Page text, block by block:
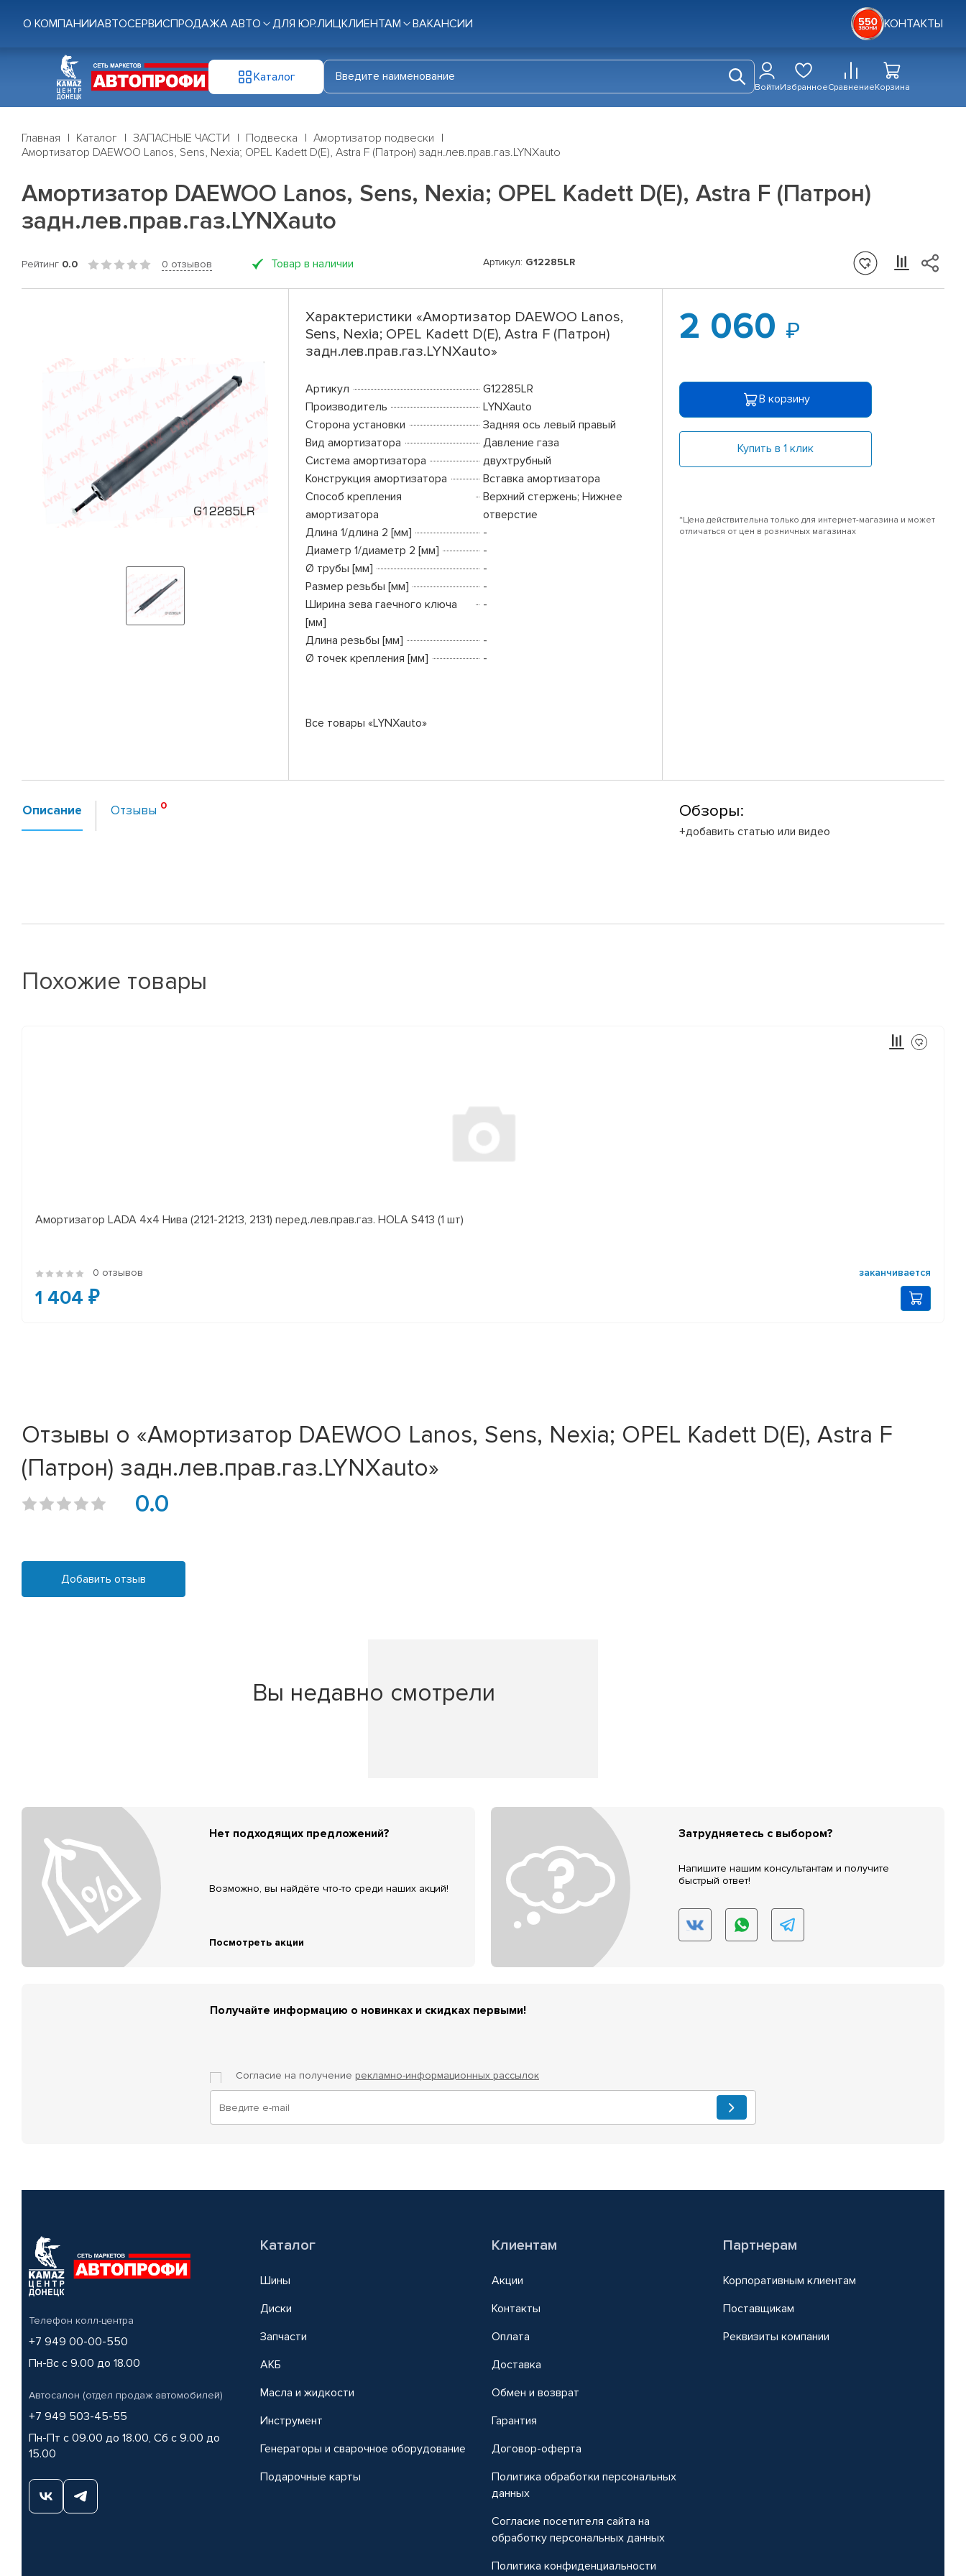
О КОМПАНИИАВТОСЕРВИСПРОДАЖА АВТО ДЛЯ ЮР.ЛИЦКЛИЕНТАМ ВАКАНСИИ КОНТАКТЫ
Каталог
ВойтиИзбранноеСравнениеКорзина
Главная Каталог ЗАПАСНЫЕ ЧАСТИ Подвеска
Амортизатор подвески
Амортизатор DAEWOO Lanos, Sens, Nexia; OPEL Kadett D(E), Astra F (Патрон) задн.лев.прав.газ.LYNXauto
Амортизатор DAEWOO Lanos, Sens, Nexia; OPEL Kadett D(E), Astra F (Патрон)
задн.лев.прав.газ.LYNXauto
Рейтинг 0.0 0 отзывов Товар в наличии Артикул: G12285LR
Характеристики «Амортизатор DAEWOO Lanos,
Sens, Nexia; OPEL Kadett D(E), Astra F (Патрон)
задн.лев.прав.газ.LYNXauto»
Артикул
G12285LR
Производитель
LYNXauto
Сторона установки
Задняя ось левый правый
Вид амортизатора
Давление газа
Система амортизатора
двухтрубный
Конструкция амортизатора
Вставка амортизатора
Способ крепления
амортизатора
Верхний стержень; Нижнее
отверстие
Длина 1/длина 2 [мм]
-
Диаметр 1/диаметр 2 [мм]
-
Ø трубы [мм]
-
Размер резьбы [мм]
-
Ширина зева гаечного ключа
[мм]
-
Длина резьбы [мм]
-
Ø точек крепления [мм]
-
Все товары «LYNXauto»
2 060
В корзину
Купить в 1 клик
*Цена действительна только для интернет-магазина и может
отличаться от цен в розничных магазинах
Описание Отзывы Обзоры:
+добавить статью или видео
Похожие товары
Амортизатор LADA 4x4 Нива (2121-21213, 2131) перед.лев.прав.газ. HOLA S413 (1 шт)
0 отзывов заканчивается
1 404 ₽
Отзывы о «Амортизатор DAEWOO Lanos, Sens, Nexia; OPEL Kadett D(E), Astra F
(Патрон) задн.лев.прав.газ.LYNXauto»
0.0
Добавить отзыв
Вы недавно смотрели
Нет подходящих предложений?
Возможно, вы найдёте что-то среди наших акций!
Посмотреть акции
Затрудняетесь с выбором?
Напишите нашим консультантам и получите
быстрый ответ!
Получайте информацию о новинках и скидках первыми!
Согласие на получение рекламно-информационных рассылок
Телефон колл-центра
+7 949 00-00-550
Пн-Вс с 9.00 до 18.00
Автосалон (отдел продаж автомобилей)
+7 949 503-45-55
Пн-Пт с 09.00 до 18.00, Сб с 9.00 до
15.00
Каталог
Шины
Диски
Запчасти
АКБ
Масла и жидкости
Инструмент
Генераторы и сварочное оборудование
Подарочные карты
Клиентам
Акции
Контакты
Оплата
Доставка
Обмен и возврат
Гарантия
Договор-оферта
Политика обработки персональных
данных
Согласие посетителя сайта на
обработку персональных данных
Политика конфиденциальности
Партнерам
Корпоративным клиентам
Поставщикам
Реквизиты компании